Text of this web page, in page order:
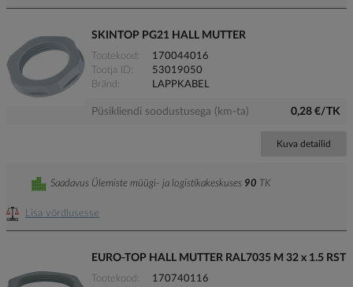
SKINTOP PG21 HALL MUTTER
Tootekood
170044016
Tootja ID
53019050
Bränd
LAPPKABEL
Püsikliendi soodustusega (km-ta) 0,28 €/TK
Kuva detailid
Lisa võrdlusesse
Saadavus Ülemiste müügi- ja logistikakeskuses 90 TK
EURO-TOP HALL MUTTER RAL7035 M 32 x 1.5 RST
Tootekood
170740116